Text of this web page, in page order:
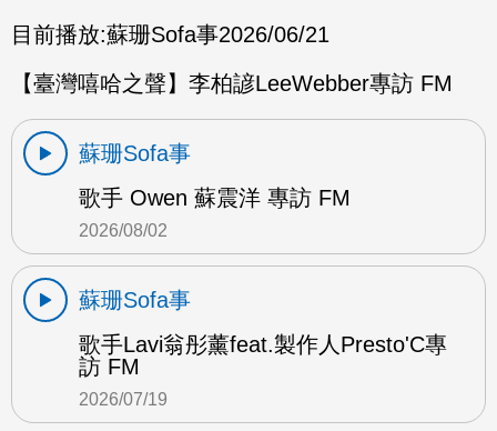
目前播放:蘇珊Sofa事2026/06/21
【臺灣嘻哈之聲】李柏諺LeeWebber專訪 FM
蘇珊Sofa事
歌手 Owen 蘇震洋 專訪 FM
2026/08/02
蘇珊Sofa事
歌手Lavi翁彤薰feat.製作人Presto'C專
訪 FM
2026/07/19